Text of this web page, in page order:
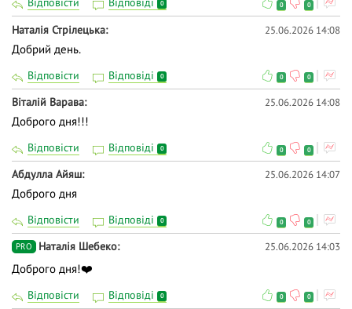
0 0 0
Наталія Стрілецька 25.06.2026 14:08
Добрий день.
Відповісти Відповіді 0 0 0
Віталій Варава 25.06.2026 14:08
Доброго дня!!!
Відповісти Відповіді 0 0 0
Абдулла Айяш 25.06.2026 14:07
Доброго дня
Відповісти Відповіді 0 0 0
PRO Наталія Шебеко 25.06.2026 14:03
Доброго дня!❤️
Відповісти Відповіді 0 0 0